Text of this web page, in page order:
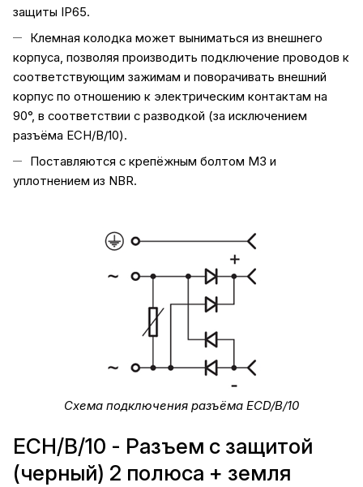
защиты IP65.
Клемная колодка может выниматься из внешнего
корпуса, позволяя производить подключение проводов к
соответствующим зажимам и поворачивать внешний
корпус по отношению к электрическим контактам на
90°, в соответствии с разводкой (за исключением
разъёма ECH/B/10).
Поставляются с крепёжным болтом M3 и
уплотнением из NBR.
Схема подключения разъёма ECD/B/10
ECH/B/10 - Разъем с защитой
(черный) 2 полюса + земля